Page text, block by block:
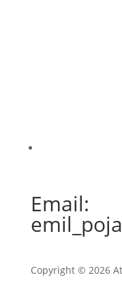
Email:
Copyright © 2026